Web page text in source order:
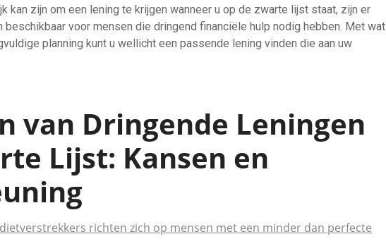
kan zijn om een lening te krijgen wanneer u op de zwarte lijst staat, zijn er
voor mensen die dringend financiële hulp nodig hebben. Met wat
planning kunt u wellicht een passende lening vinden die aan uw
van Dringende Leningen
Lijst: Kansen en
richten zich op mensen met een minder dan perfecte